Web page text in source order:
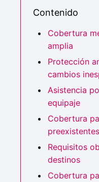
Contenido
Cobertura
amplia
Protección
cambios
Asistencia
equipaje
Cobertura
preexistentes
Requisitos
destinos
Cobertura